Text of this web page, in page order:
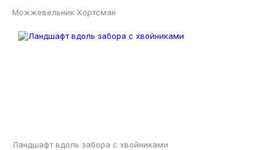
Можжевельник Хортсман
Ландшафт вдоль забора с хвойниками